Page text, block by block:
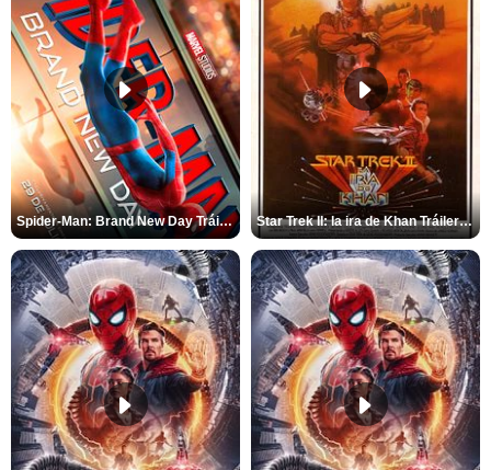
Spider-Man: Brand New Day Tráiler (3) Star Trek II: la ira de Khan Tráiler VO